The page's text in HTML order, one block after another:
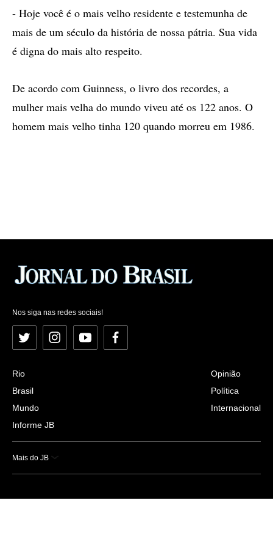
- Hoje você é o mais velho residente e testemunha de
mais de um século da história de nossa pátria. Sua vida
é digna do mais alto respeito.
De acordo com Guinness, o livro dos recordes, a
mulher mais velha do mundo viveu até os 122 anos. O
homem mais velho tinha 120 quando morreu em 1986.
Nos siga nas redes sociais!
Twitter InstagramYouTubeFacebook
Rio
Brasil
Mundo
Informe JB
Opinião
Política
Internacional
Mais do JB
Esportes